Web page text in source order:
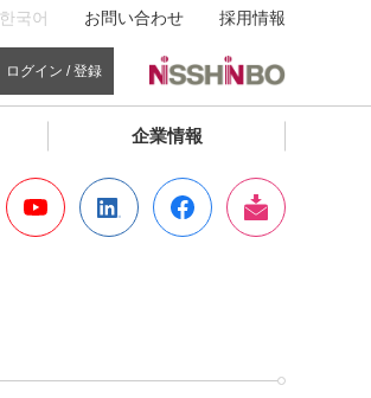
한국어 お問い合わせ 採用情報
ログイン / 登録
企業情報